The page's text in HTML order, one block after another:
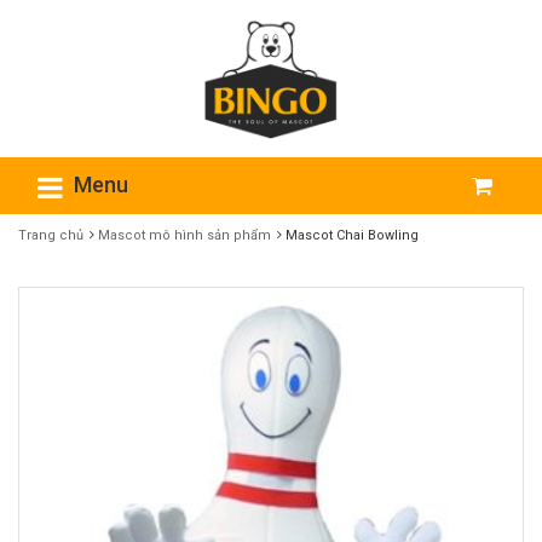
Menu
Trang chủ Mascot​ mô hình sản phẩm Mascot Chai Bowling